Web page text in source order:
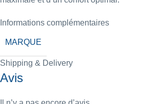
Informations complémentaires
MARQUE
Shipping & Delivery
Avis